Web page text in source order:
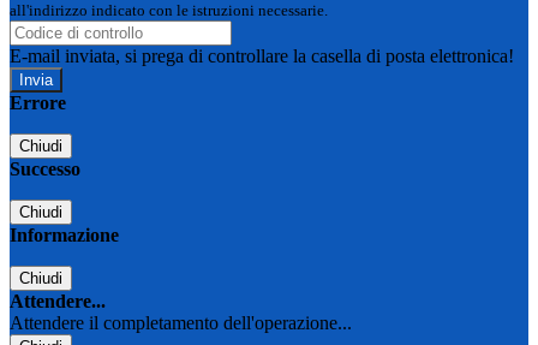
all'indirizzo indicato con le istruzioni necessarie.
E-mail inviata, si prega di controllare la casella di posta elettronica!
Errore
Chiudi
Successo
Chiudi
Informazione
Chiudi
Attendere...
Attendere il completamento dell'operazione...